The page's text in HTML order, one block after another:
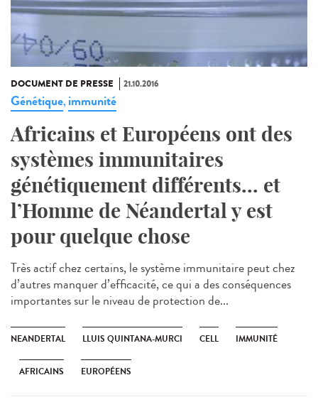
DOCUMENT DE PRESSE 21.10.2016
Génétique, immunité
Africains et Européens ont des
systèmes immunitaires
génétiquement différents... et
l’Homme de Néandertal y est
pour quelque chose
Très actif chez certains, le système immunitaire peut chez
d’autres manquer d’efficacité, ce qui a des conséquences
importantes sur le niveau de protection de...
NEANDERTAL LLUIS QUINTANA-MURCI CELL IMMUNITÉ
AFRICAINS EUROPÉENS